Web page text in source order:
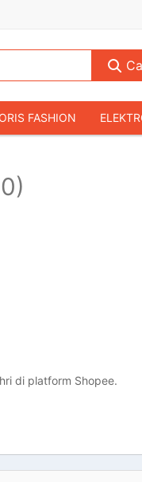
FASHION
di platform Shopee.